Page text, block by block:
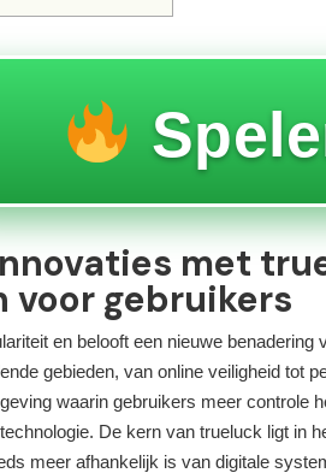
met
voor gebruikers
en belooft een nieuwe
gebieden, van online veiligheid tot
waarin gebruikers meer controle
De kern van trueluck ligt in
meer afhankelijk is van digitale